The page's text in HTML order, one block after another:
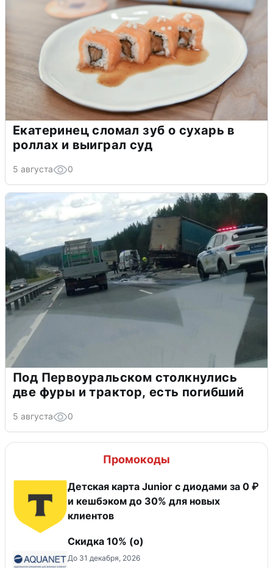
Екатеринец сломал зуб о сухарь в
роллах и выиграл суд
5 августа 0
Под Первоуральском столкнулись
две фуры и трактор, есть погибший
5 августа 0
Промокоды
Детская карта Junior с диодами за 0 ₽
и кешбэком до 30% для новых
клиентов
Скидка 10% (о)
До 31 декабря, 2026